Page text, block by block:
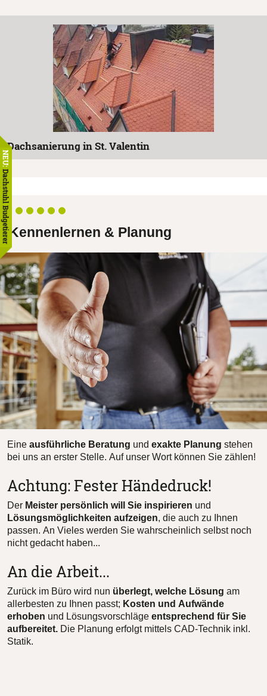
Dachsanierung in St. Valentin
Kennenlernen & Planung
Eine ausführliche Beratung und exakte Planung stehen
bei uns an erster Stelle. Auf unser Wort können Sie zählen!
Achtung: Fester Händedruck!
Der Meister persönlich will Sie inspirieren und
Lösungsmöglichkeiten aufzeigen, die auch zu Ihnen
passen. An Vieles werden Sie wahrscheinlich selbst noch
nicht gedacht haben...
An die Arbeit...
Zurück im Büro wird nun überlegt, welche Lösung am
allerbesten zu Ihnen passt; Kosten und Aufwände
erhoben und Lösungsvorschläge entsprechend für Sie
aufbereitet. Die Planung erfolgt mittels CAD-Technik inkl.
Statik.
NEU:
Dachstuhl Budgetierer